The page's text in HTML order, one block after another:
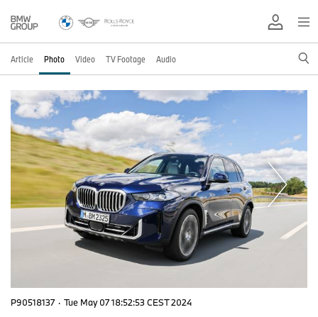
Article Photo Video TV Footage Audio
P90518137 · Tue May 07 18:52:53 CEST 2024